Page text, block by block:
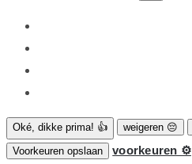
Oké, dikke prima! 👍 weigeren 😔
Voorkeuren opslaan
voorkeuren ⚙